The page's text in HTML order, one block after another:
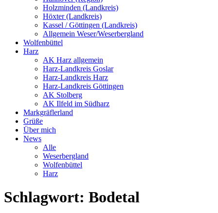
Holzminden (Landkreis)
Höxter (Landkreis)
Kassel / Göttingen (Landkreis)
Allgemein Weser/Weserbergland
Wolfenbüttel
Harz
AK Harz allgemein
Harz-Landkreis Goslar
Harz-Landkreis Harz
Harz-Landkreis Göttingen
AK Stolberg
AK Ilfeld im Südharz
Markgräflerland
Grüße
Über mich
News
Alle
Weserbergland
Wolfenbüttel
Harz
Schlagwort: Bodetal